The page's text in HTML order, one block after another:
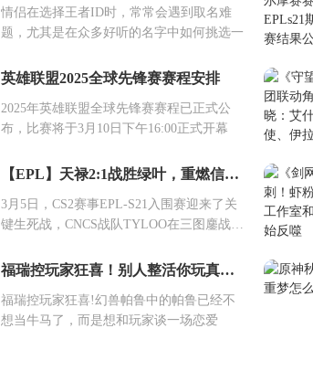
情侣在选择王者ID时，常常会遇到取名难
题，尤其是在众多好听的名字中如何挑选一
英雄联盟2025全球先锋赛赛程安排
2025年英雄联盟全球先锋赛赛程已正式公
布，比赛将于3月10日下午16:00正式开幕
【EPL】天禄2:1战胜绿叶，重燃信念！
3月5日，CS2赛事EPL-S21入围赛迎来了关
键生死战，CNCS战队TYLOO在三图鏖战中
福瑞控玩家狂喜！别人整活你玩真的？帕鲁也想谈恋爱
福瑞控玩家狂喜!幻兽帕鲁中的帕鲁已经不
想当牛马了，而是想和玩家谈一场恋爱